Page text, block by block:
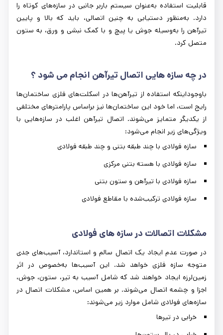
قابلیت استفاده به‌عنوان سیستم باربر جانبی در سازه‌های کوتاه را
دارد. به‌منظور دستیابی به چنین اتصالی، باید که بالا و پایین
تیرآهن را به‌وسیله جوش یا پیچ و با کمک نبشی و ورق، به ستون
متصل کرد.
در چه سازه ‌هایی اتصال تیرآهن انجام می ‌شود ؟
باوجوداینکه استفاده از تیرآهن‌ها در اسکلت‌های فلزی ساختمان‌ها
رایج است، اما خود این ساختمان‌ها نیز براساس پارامترهای مختلفی
از یکدیگر متمایز می‌شوند. اتصال تیرآهن اغلب در سازه‌هایی با
ویژگی‌های زیر انجام می‌شود:
سازه فولادی با چند طبقه بتنی و چند طبقه فولادی
سازه فولادی با هسته بتنی مرکزی
سازه فولادی با تیرآهن و ستون بتنی
سازه فولادی ترکیب‌شده با مقاطع فولادی
مشکلات اتصالات در سازه‌ های فولادی
در صورت عدم ایجاد یک اتصال سالم و استاندارد، آسیب‌های جدی
متوجه سازه فلزی خواهد شد. این آسیب‌ها به‌خصوص در اثر
زمین‌لرزه ایجاد خواهند شد که شامل آسیب به تير، ستون، جوش،
اجزا و چشمه اتصال می‌شوند. بر همین اساس، مشکلات اتصال در
سازه‌های فولادی شامل موارد زیر می‌شوند:
خرابی در تیرها